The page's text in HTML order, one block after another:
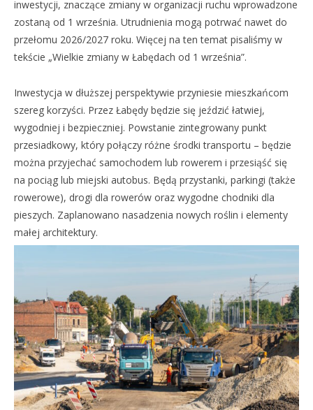
inwestycji, znaczące zmiany w organizacji ruchu wprowadzone
zostaną od 1 września. Utrudnienia mogą potrwać nawet do
przełomu 2026/2027 roku. Więcej na ten temat pisaliśmy w
tekście „Wielkie zmiany w Łabędach od 1 września”.
Inwestycja w dłuższej perspektywie przyniesie mieszkańcom
szereg korzyści. Przez Łabędy będzie się jeździć łatwiej,
wygodniej i bezpieczniej. Powstanie zintegrowany punkt
przesiadkowy, który połączy różne środki transportu – będzie
można przyjechać samochodem lub rowerem i przesiąść się
na pociąg lub miejski autobus. Będą przystanki, parkingi (także
rowerowe), drogi dla rowerów oraz wygodne chodniki dla
pieszych. Zaplanowano nasadzenia nowych roślin i elementy
małej architektury.